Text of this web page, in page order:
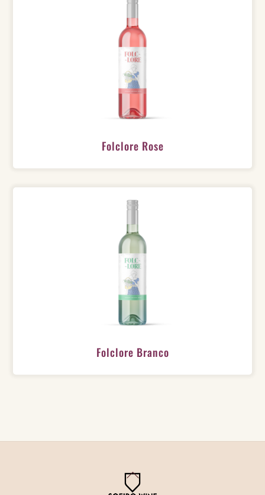
Folclore Rose
Folclore Branco
Back
To